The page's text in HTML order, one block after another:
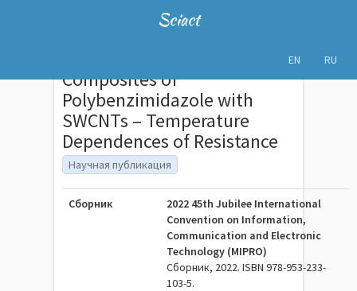
Sciact
EN RU
Composites of
Polybenzimidazole with
SWCNTs – Temperature
Dependences of Resistance
Научная публикация
Сборник
2022 45th Jubilee International
Convention on Information,
Communication and Electronic
Technology (MIPRO)
Сборник, 2022. ISBN 978-953-233-
103-5.